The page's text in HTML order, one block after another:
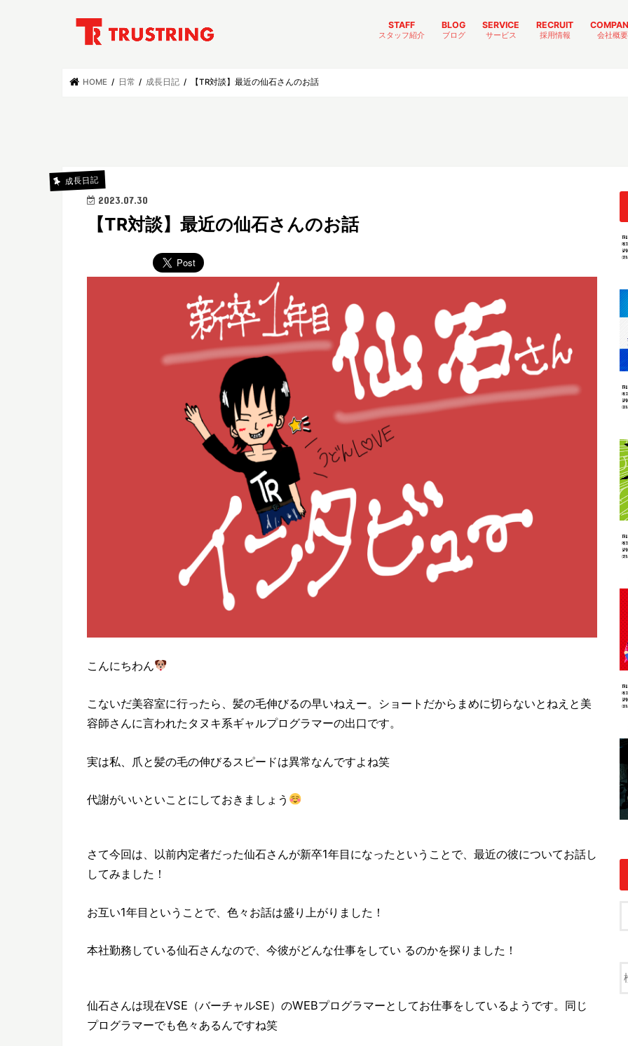
STAFF
スタッフ紹介
BLOG
ブログ
SERVICE
サービス
RECRUIT
採用情報 会社概要
HOME 日常 成長日記 【TR対談】最近の仙石さんのお話
成長日記
2023.07.30
【TR対談】最近の仙石さんのお話
こんにちわん
こないだ美容室に行ったら、髪の毛伸びるの早いねえー。ショートだからまめに切らないとねえと美
容師さんに言われたタヌキ系ギャルプログラマーの出口です。
実は私、爪と髪の毛の伸びるスピードは異常なんですよね笑
代謝がいいといことにしておきましょう
さて今回は、以前内定者だった仙石さんが新卒1年目になったということで、最近の彼についてお話し
してみました！
お互い1年目ということで、色々お話は盛り上がりました！
本社勤務している仙石さんなので、今彼がどんな仕事をしてい るのかを探りました！
仙石さんは現在VSE（バーチャルSE）のWEBプログラマーとしてお仕事をしているようです。同じ
プログラマーでも色々あるんですね笑